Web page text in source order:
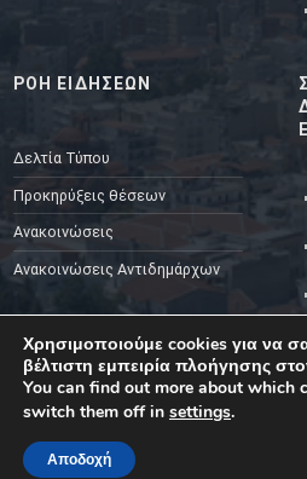
ΡΟΗ ΕΙΔΗΣΕΩΝ
Δελτία Τύπου
Προκηρύξεις θέσεων
Ανακοινώσεις
Ανακοινώσεις Αντιδημάρχων
Χρησιμοποιούμε cookies για να
βέλτιστη εμπειρία πλοήγησης
You can find out more about which
switch them off in settings.
Αποδοχή